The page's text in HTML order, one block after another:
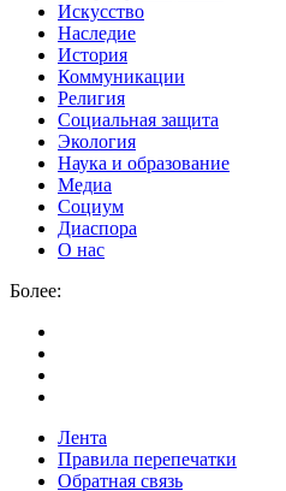
Искусство
Наследие
История
Коммуникации
Религия
Социальная защита
Экология
Наука и образование
Медиа
Социум
Диаспора
О нас
Более:
Лента
Правила перепечатки
Обратная связь